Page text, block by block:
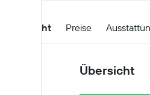
Übersicht Preise
Übersicht